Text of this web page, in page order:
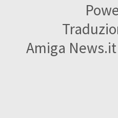
Amiga